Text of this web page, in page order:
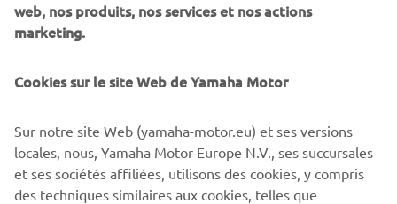
web, nos produits, nos services et nos actions
marketing.
Cookies sur le site Web de Yamaha Motor
Sur notre site Web (yamaha-motor.eu) et ses versions
locales, nous, Yamaha Motor Europe N.V., ses succursales
et ses sociétés affiliées, utilisons des cookies, y compris
des techniques similaires aux cookies, telles que